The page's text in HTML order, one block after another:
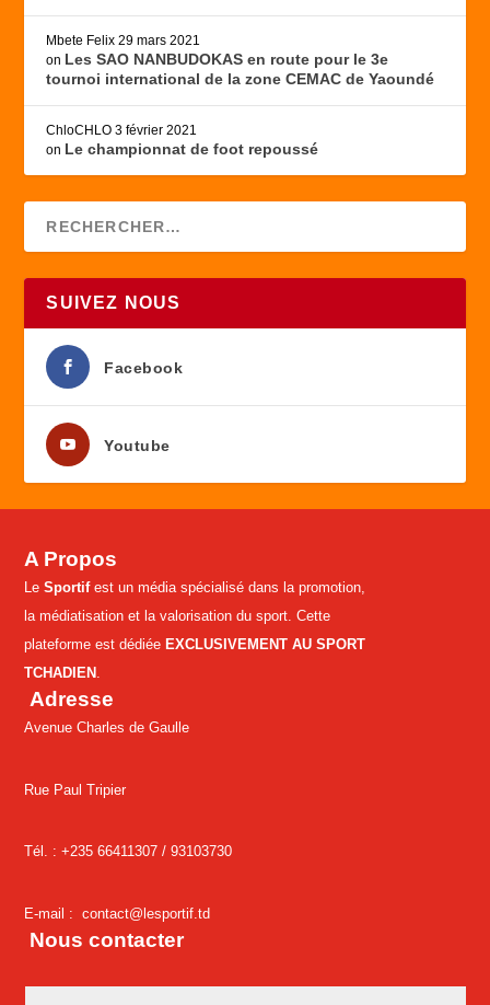
Mbete Felix 29 mars 2021
on Les SAO NANBUDOKAS en route pour le 3e
tournoi international de la zone CEMAC de Yaoundé
ChloCHLO 3 février 2021
on Le championnat de foot repoussé
SUIVEZ NOUS
Facebook
Youtube
A Propos
LeSportifest un média spécialisé dans la promotion,
la médiatisation et la valorisation du sport. Cette
plateforme est dédiée EXCLUSIVEMENT AU SPORT
TCHADIEN .
Adresse
Avenue Charles de Gaulle
Rue Paul Tripier
Tél. : +235 66411307 /93103730
E-mail :contact@lesportif.td
Nous contacter